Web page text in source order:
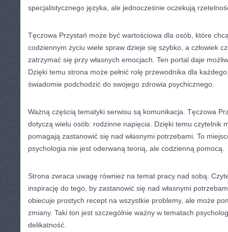
specjalistycznego języka, ale jednocześnie oczekują
Tęczowa Przystań może być wartościowa dla osób, które
codziennym życiu wiele spraw dzieje się szybko, a człowiek
zatrzymać się przy własnych emocjach. Ten portal daje
Dzięki temu strona może pełnić rolę przewodnika dla
świadomie podchodzić do swojego zdrowia psychicznego.
Ważną częścią tematyki serwisu są komunikacja. Tęczowa
dotyczą wielu osób: rodzinne napięcia. Dzięki temu czytelnik
pomagają zastanowić się nad własnymi potrzebami. To
psychologia nie jest oderwaną teorią, ale codzienną pomocą.
Strona zwraca uwagę również na temat pracy nad sobą.
inspirację do tego, by zastanowić się nad własnymi
obiecuje prostych recept na wszystkie problemy, ale może
zmiany. Taki ton jest szczególnie ważny w tematach
delikatność.